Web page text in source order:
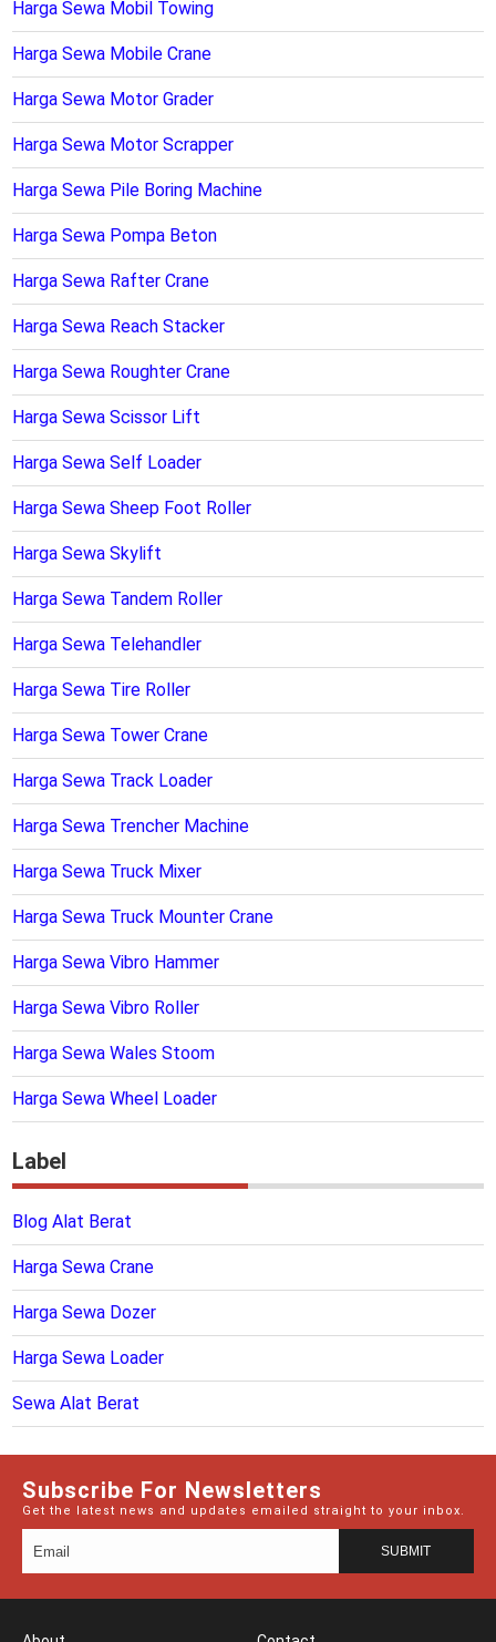
Harga Sewa Mobil Towing
Harga Sewa Mobile Crane
Harga Sewa Motor Grader
Harga Sewa Motor Scrapper
Harga Sewa Pile Boring Machine
Harga Sewa Pompa Beton
Harga Sewa Rafter Crane
Harga Sewa Reach Stacker
Harga Sewa Roughter Crane
Harga Sewa Scissor Lift
Harga Sewa Self Loader
Harga Sewa Sheep Foot Roller
Harga Sewa Skylift
Harga Sewa Tandem Roller
Harga Sewa Telehandler
Harga Sewa Tire Roller
Harga Sewa Tower Crane
Harga Sewa Track Loader
Harga Sewa Trencher Machine
Harga Sewa Truck Mixer
Harga Sewa Truck Mounter Crane
Harga Sewa Vibro Hammer
Harga Sewa Vibro Roller
Harga Sewa Wales Stoom
Harga Sewa Wheel Loader
Label
Blog Alat Berat
Harga Sewa Crane
Harga Sewa Dozer
Harga Sewa Loader
Sewa Alat Berat
Subscribe For Newsletters
Get the latest news and updates emailed straight to your inbox.